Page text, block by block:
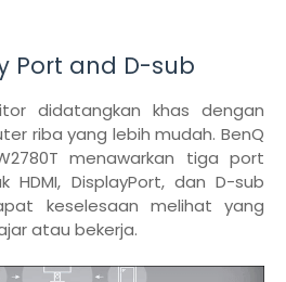
Port and D-sub
didatangkan khas dengan
riba yang lebih mudah. BenQ
menawarkan tiga port
HDMI, DisplayPort, dan D-sub
keselesaan melihat yang
atau bekerja.